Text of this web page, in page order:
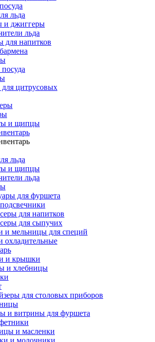
льда
и джиггеры
льда
для напитков
цитрусовых
и щипцы
льда
и щипцы
льда
для фуршета
для напитков
для сыпучих
и мельницы для специй
охладительные
и крышки
и хлебницы
для столовых приборов
и витрины для фуршета
и масленки
и молочники